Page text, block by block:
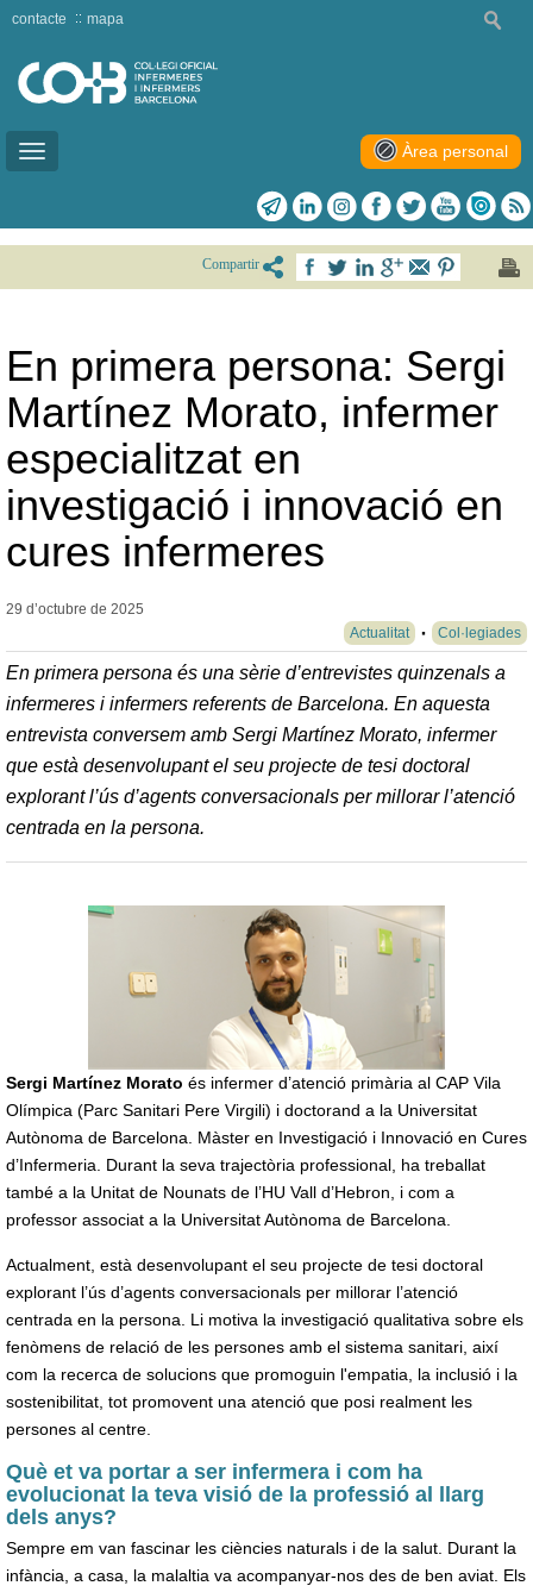
Toggle
contacte mapa
Àrea personal
Compartir
En primera persona: Sergi
Martínez Morato, infermer
especialitzat en
investigació i innovació en
cures infermeres
29 d’octubre de 2025
Actualitat
Col·legiades
En primera persona és una sèrie d’entrevistes quinzenals a
infermeres i infermers referents de Barcelona. En aquesta
entrevista conversem amb Sergi Martínez Morato, infermer
que està desenvolupant el seu projecte de tesi doctoral
explorant l’ús d’agents conversacionals per millorar l’atenció
centrada en la persona.
Sergi Martínez Morato és infermer d’atenció primària al CAP Vila
Olímpica (Parc Sanitari Pere Virgili) i doctorand a la Universitat
Autònoma de Barcelona. Màster en Investigació i Innovació en Cures
d’Infermeria. Durant la seva trajectòria professional, ha treballat
també a la Unitat de Nounats de l’HU Vall d’Hebron, i com a
professor associat a la Universitat Autònoma de Barcelona.
Actualment, està desenvolupant el seu projecte de tesi doctoral
explorant l’ús d’agents conversacionals per millorar l’atenció
centrada en la persona. Li motiva la investigació qualitativa sobre els
fenòmens de relació de les persones amb el sistema sanitari, així
com la recerca de solucions que promoguin l'empatia, la inclusió i la
sostenibilitat, tot promovent una atenció que posi realment les
persones al centre.
Què et va portar a ser infermera i com ha
evolucionat la teva visió de la professió al llarg
dels anys?
Sempre em van fascinar les ciències naturals i de la salut. Durant la
infància, a casa, la malaltia va acompanyar-nos des de ben aviat. Els